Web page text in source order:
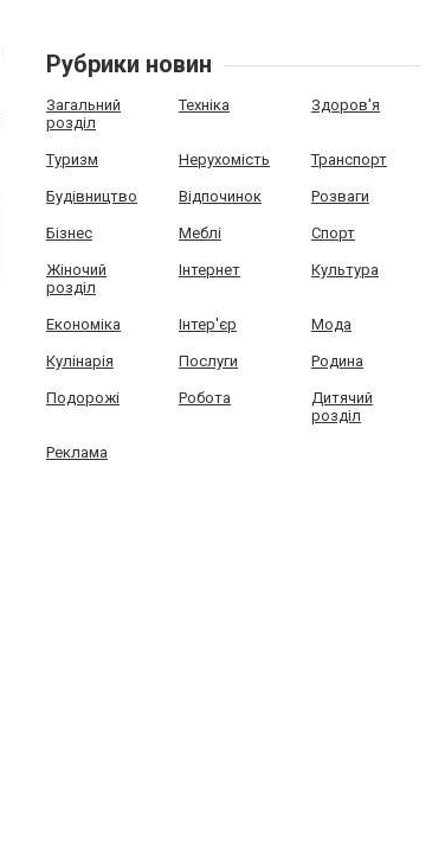
Рубрики новин
Загальний
розділ
Техніка Здоров'я
Туризм Нерухомість Транспорт
Будівництво Відпочинок Розваги
Бізнес Меблі Спорт
Жіночий
розділ
Інтернет Культура
Економіка Інтер'єр Мода
Кулінарія Послуги Родина
Подорожі Робота
Дитячий
розділ
Реклама